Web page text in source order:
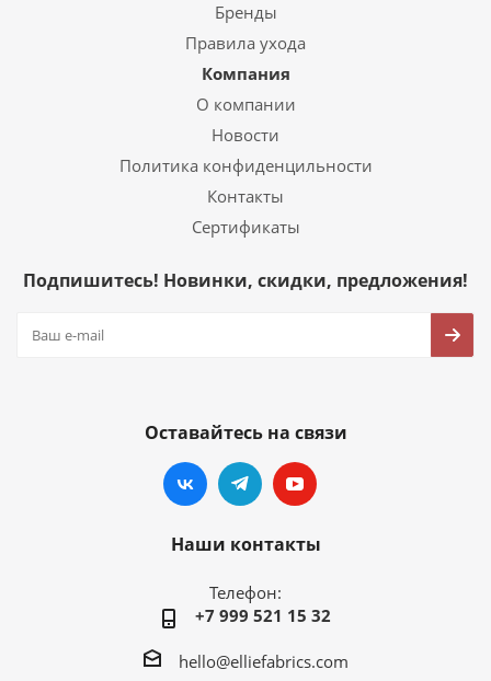
Бренды
Правила ухода
Компания
О компании
Новости
Политика конфиденцильности
Контакты
Сертификаты
Подпишитесь! Новинки, скидки, предложения!
Оставайтесь на связи
Наши контакты
Телефон:
+7 999 521 15 32
hello@elliefabrics.com